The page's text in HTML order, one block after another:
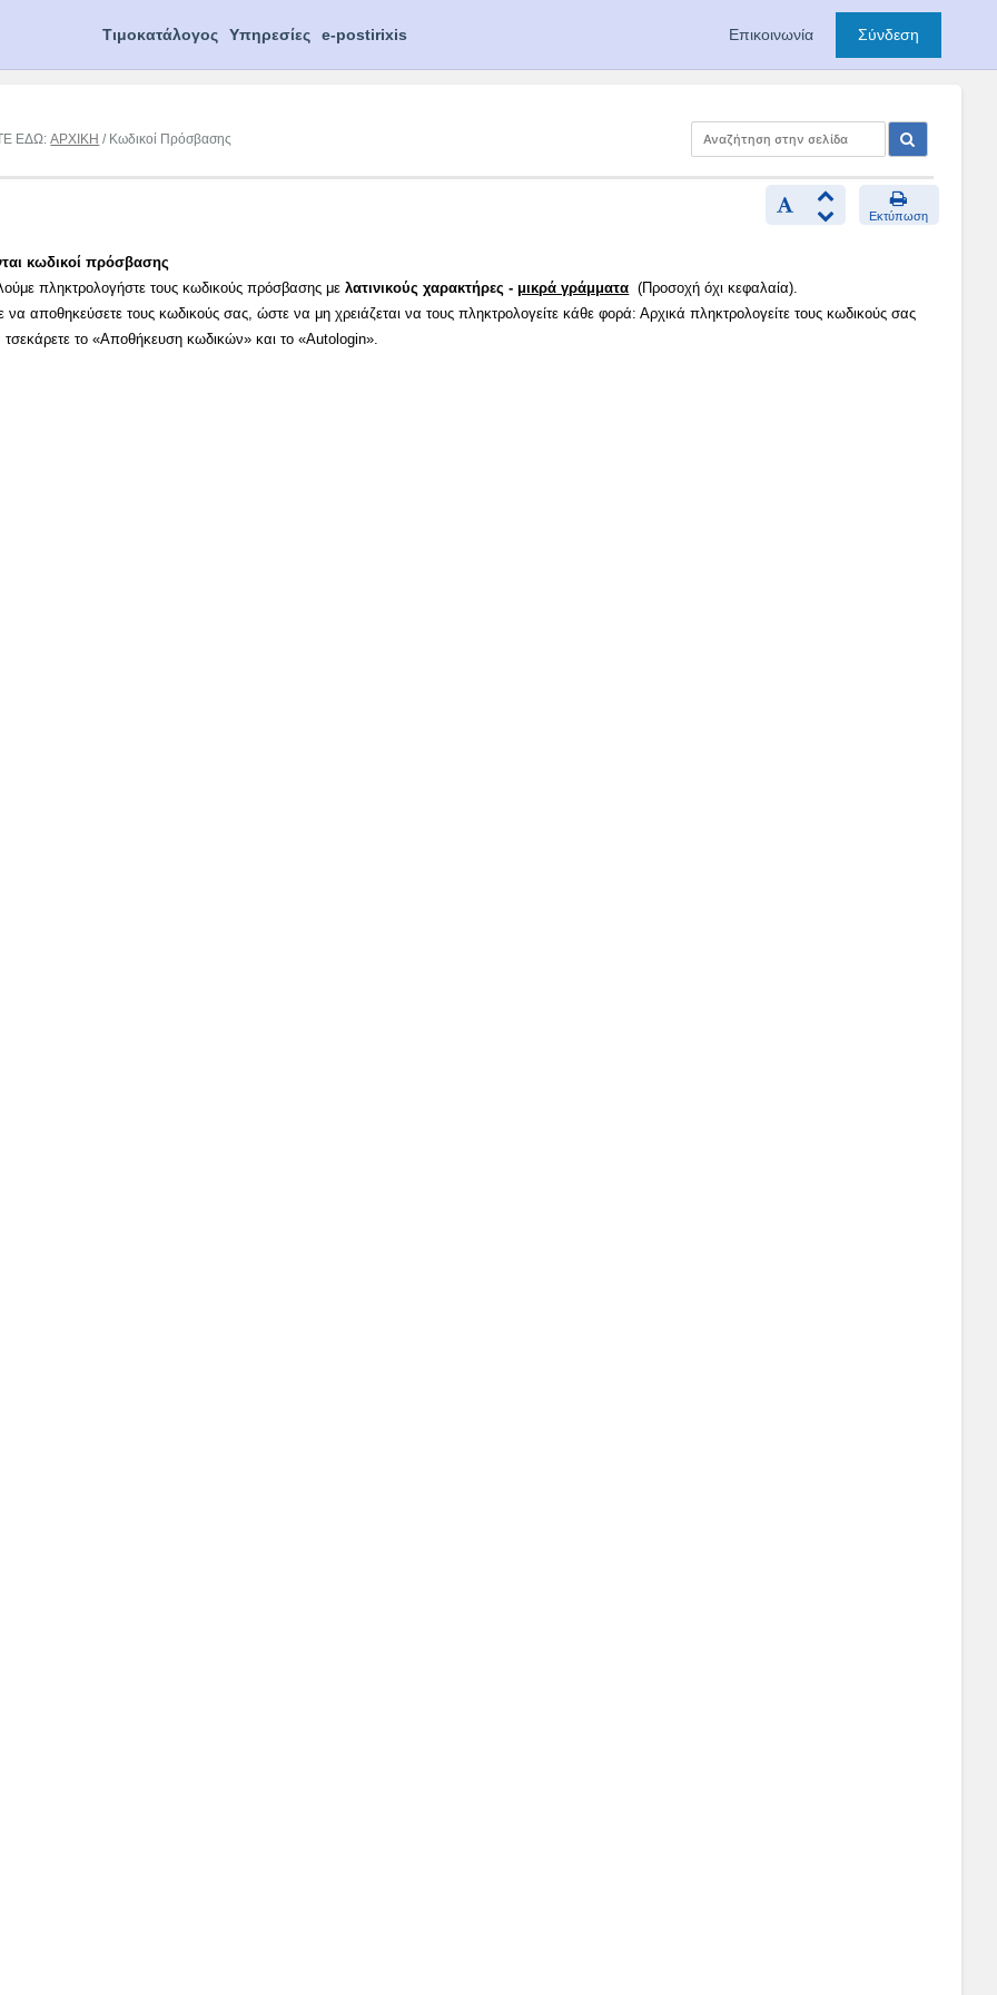
Τιμοκατάλογος Υπηρεσίες e-postirixis Επικοινωνία Σύνδεση
ΕΔΩ:ΑΡΧΙΚΗ / Κωδικοί Πρόσβασης
Εκτύπωση
κωδικοί πρόσβασης
πληκτρολογήστε τους κωδικούς πρόσβασης μελατινικούς χαρακτήρες - μικρά γράμματα (Προσοχή όχι κεφαλαία).
να αποθηκεύσετε τους κωδικούς σας, ώστε να μη χρειάζεται να τους πληκτρολογείτε κάθε φορά: Αρχικά πληκτρολογείτε τους κωδικούς σας
τσεκάρετε το «Αποθήκευση κωδικών» και το «Autologin».